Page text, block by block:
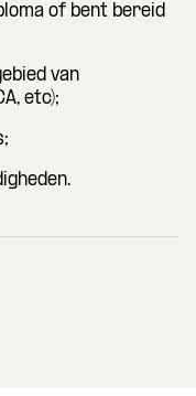
of bent bereid
van
etc);